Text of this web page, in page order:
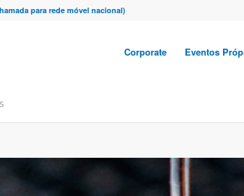
para rede móvel nacional)
Corporate Eventos